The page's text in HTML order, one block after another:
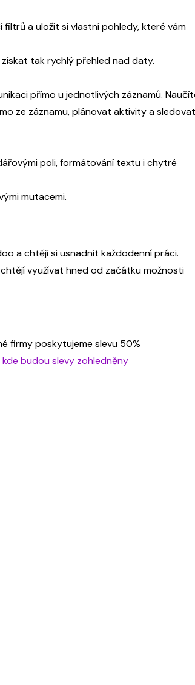
a uložit si vlastní pohledy, které vám
tak rychlý přehled nad daty.
přímo u jednotlivých záznamů.
ze záznamu, plánovat aktivity a sledovat
poli, formátování textu i chytré
mutacemi.
a chtějí si usnadnit každodenní práci.
využívat hned od začátku možnosti
firmy poskytujeme slevu 50%
budou slevy zohledněny